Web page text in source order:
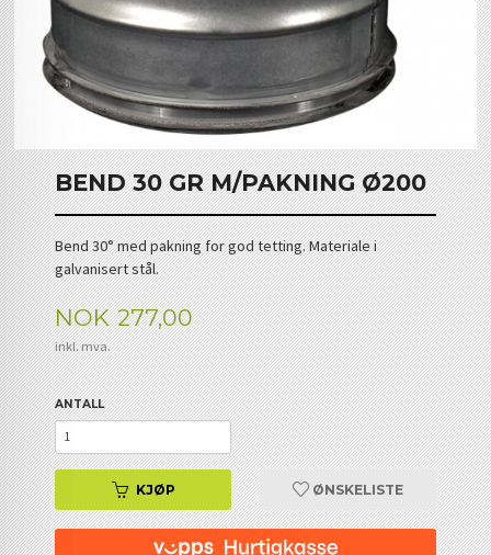
BEND 30 GR M/PAKNING Ø200
Bend 30° med pakning for god tetting. Materiale i
galvanisert stål.
Pris
NOK 277,00
inkl. mva.
ANTALL
KJØP ØNSKELISTE